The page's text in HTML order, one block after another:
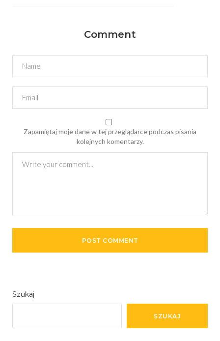
Comment
Zapamiętaj moje dane w tej przeglądarce podczas pisania
kolejnych komentarzy.
Szukaj
SZUKAJ